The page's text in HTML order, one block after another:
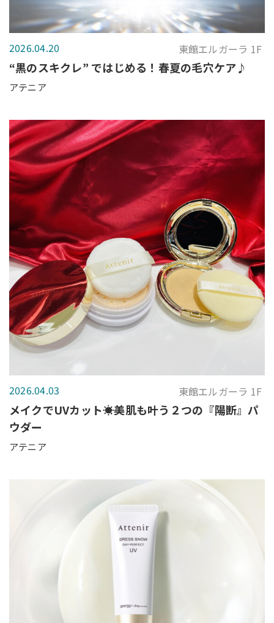
2026.04.20 東館エルガーラ 1F
“黒のスキクレ” ではじめる！春夏の毛穴ケア♪
アテニア
2026.04.03 東館エルガーラ 1F
メイクでUVカット☀️美肌も叶う２つの『陽断』パ
ウダー
アテニア